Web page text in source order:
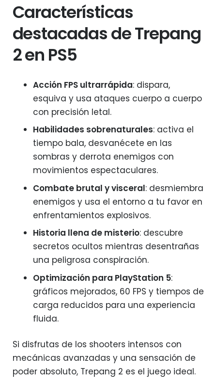
Características
destacadas de Trepang
2 en PS5
Acción FPS ultrarrápida: dispara,
esquiva y usa ataques cuerpo a cuerpo
con precisión letal.
Habilidades sobrenaturales: activa el
tiempo bala, desvanécete en las
sombras y derrota enemigos con
movimientos espectaculares.
Combate brutal y visceral: desmiembra
enemigos y usa el entorno a tu favor en
enfrentamientos explosivos.
Historia llena de misterio: descubre
secretos ocultos mientras desentrañas
una peligrosa conspiración.
Optimización para PlayStation 5:
gráficos mejorados, 60 FPS y tiempos de
carga reducidos para una experiencia
fluida.
Si disfrutas de los shooters intensos con
mecánicas avanzadas y una sensación de
poder absoluto, Trepang 2 es el juego ideal.